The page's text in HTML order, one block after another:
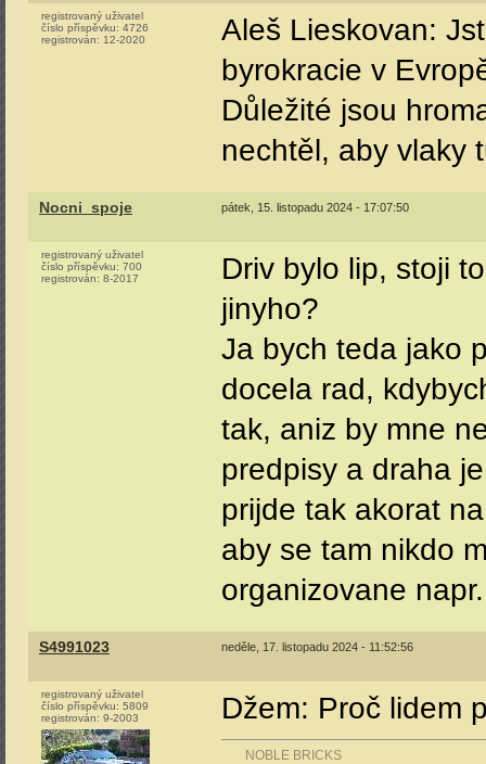
registrovaný uživatel
číslo příspěvku: 4726
registrován: 12-2020
Aleš Lieskovan:
byrokracie v
Důležité jsou
nechtěl, aby vlaky
Nocni_spoje pátek, 15. listopadu 2024 - 17:07:50
registrovaný uživatel
číslo příspěvku: 700
registrován: 8-2017
Driv bylo lip, stoji
jinyho?
Ja bych teda jako
docela rad,
tak, aniz by mne
predpisy a draha
prijde tak akorat
aby se tam nikdo
organizovane
S4991023 neděle, 17. listopadu 2024 - 11:52:56
registrovaný uživatel
číslo příspěvku: 5809
registrován: 9-2003 Džem: Proč lidem
NOBLE BRICKS